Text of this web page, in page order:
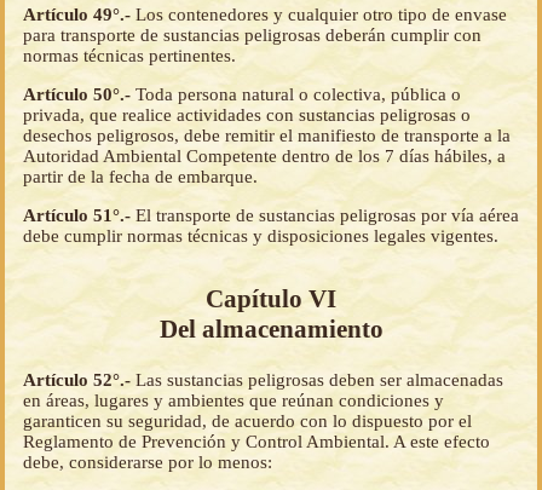
Artículo 49°.- Los contenedores y cualquier otro tipo de envase
para transporte de sustancias peligrosas deberán cumplir con
normas técnicas pertinentes.
Artículo 50°.- Toda persona natural o colectiva, pública o
privada, que realice actividades con sustancias peligrosas o
desechos peligrosos, debe remitir el manifiesto de transporte a la
Autoridad Ambiental Competente dentro de los 7 días hábiles, a
partir de la fecha de embarque.
Artículo 51°.- El transporte de sustancias peligrosas por vía aérea
debe cumplir normas técnicas y disposiciones legales vigentes.
Capítulo VI
Del almacenamiento
Artículo 52°.- Las sustancias peligrosas deben ser almacenadas
en áreas, lugares y ambientes que reúnan condiciones y
garanticen su seguridad, de acuerdo con lo dispuesto por el
Reglamento de Prevención y Control Ambiental. A este efecto
debe, considerarse por lo menos: